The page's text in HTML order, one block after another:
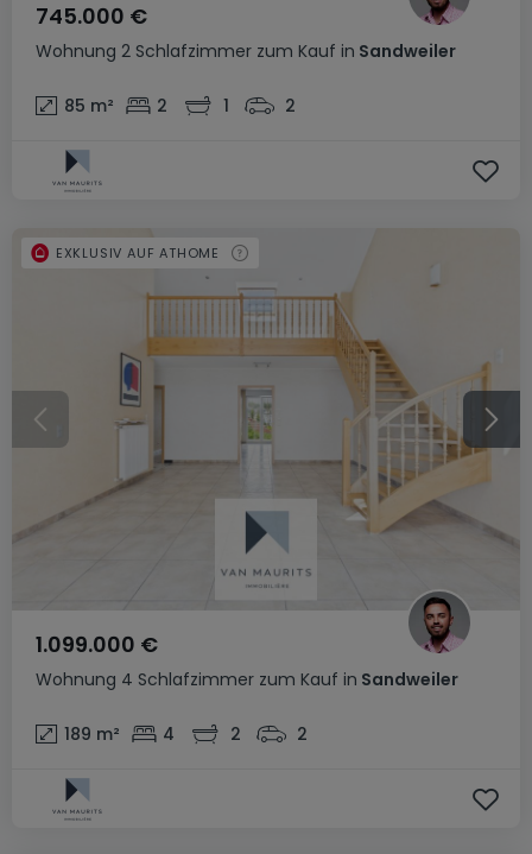
Wohnung 2 Schlafzimmer zum Kauf in Sandweiler
745.000 €
85 m² 2 1 2
Wohnung 4 Schlafzimmer zum Kauf in Sandweiler
1.099.000 €
189 m² 4 2 2
EXKLUSIV AUF ATHOME